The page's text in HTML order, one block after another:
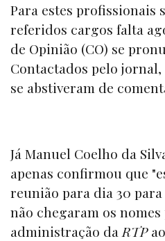
Para estes profissionais
referidos cargos falta
de Opinião (CO) se
Contactados pelo
se abstiveram de
Já Manuel Coelho da
apenas confirmou que
reunião para dia 30
não chegaram os
administração da RTP